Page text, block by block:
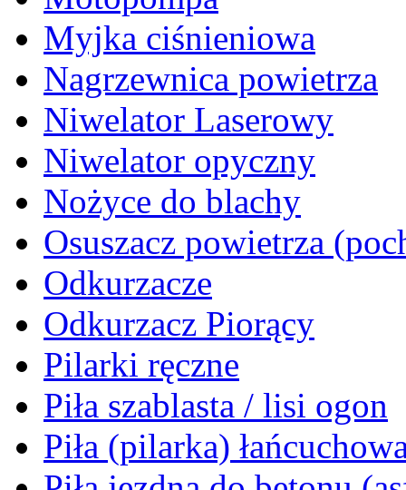
Myjka ciśnieniowa
Nagrzewnica powietrza
Niwelator Laserowy
Niwelator opyczny
Nożyce do blachy
Osuszacz powietrza
Odkurzacze
Odkurzacz Piorący
Pilarki ręczne
Piła szablasta / lisi ogon
Piła (pilarka)